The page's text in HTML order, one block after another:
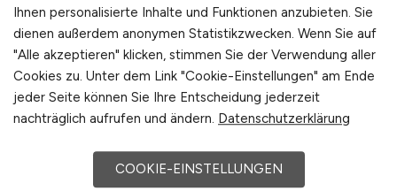
Klingt widersprüchlich – ist es aber nicht.
FINANZ.JOBSsorgt dafür, dass Ihre Anzeige:
• beiGoogle for Jobserscheint
• strukturierte Daten enthält (JobTitle, Ort,
Gehalt etc.)
• mobil perfekt funktioniert
Ihnen personalisierte Inhalte und Funktionen anzubieten. Sie
dienen außerdem anonymen Statistikzwecken. Wenn Sie auf
"Alle akzeptieren" klicken, stimmen Sie der Verwendung aller
Cookies zu. Unter dem Link "Cookie-Einstellungen" am Ende
jeder Seite können Sie Ihre Entscheidung jederzeit
nachträglich aufrufen und ändern. Datenschutzerklärung
COOKIE-EINSTELLUNGEN